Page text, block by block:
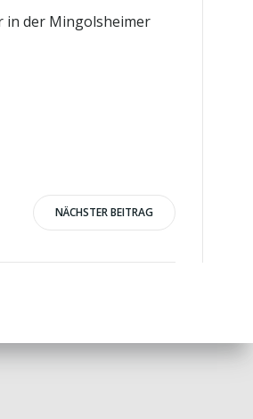
in der Mingolsheimer
NÄCHSTER BEITRAG